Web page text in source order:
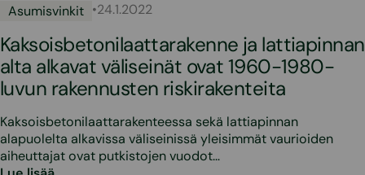
Asumisvinkit •24.1.2022
Kaksoisbetonilaattarakenne ja lattiapinnan
alta alkavat väliseinät ovat 1960-1980-
luvun rakennusten riskirakenteita
Kaksoisbetonilaattarakenteessa sekä lattiapinnan
alapuolelta alkavissa väliseinissä yleisimmät vaurioiden
aiheuttajat ovat putkistojen vuodot…